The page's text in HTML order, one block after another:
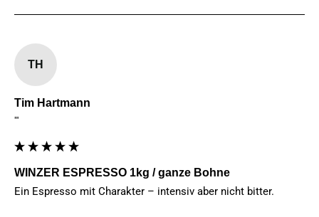
TH
Tim Hartmann
""
WINZER ESPRESSO 1kg / ganze Bohne
Ein Espresso mit Charakter – intensiv aber nicht bitter.